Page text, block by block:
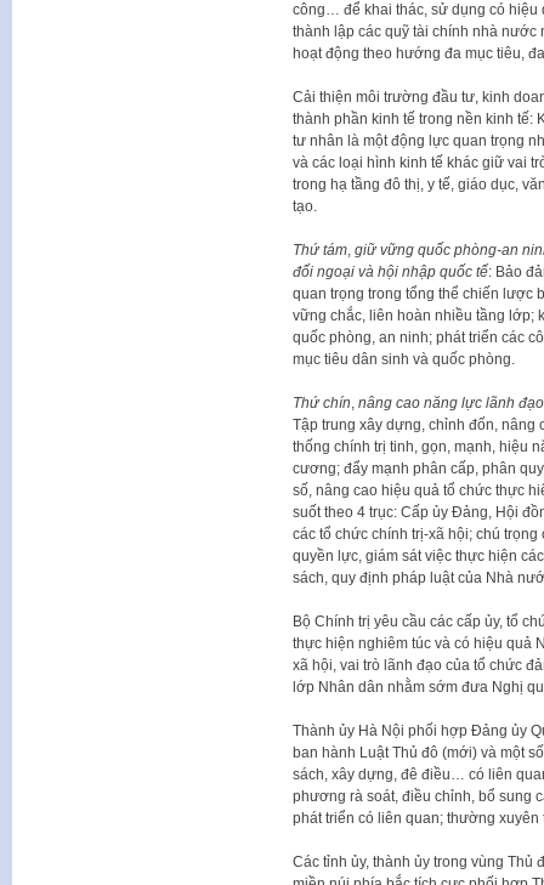
công… để khai thác, sử dụng có hiệu
thành lập các quỹ tài chính nhà
hoạt động theo hướng đa mục tiêu,
Cải thiện môi trường đầu tư, kinh
thành phần kinh tế trong nền kinh tế:
tư nhân là một động lực quan trọng
và các loại hình kinh tế khác giữ vai
trong hạ tầng đô thị, y tế, giáo dục,
tạo.
Thứ tám,giữ vững quốc phòng-an
đối ngoại và hội nhập quốc tế: Bảo
quan trọng trong tổng thể chiến lược
vững chắc, liên hoàn nhiều tầng lớp;
quốc phòng, an ninh; phát triển các
mục tiêu dân sinh và quốc phòng.
Thứ chín, nâng cao năng lực lãnh
Tập trung xây dựng, chỉnh đốn,
thống chính trị tinh, gọn, mạnh, hiệu
cương; đẩy mạnh phân cấp, phân
số, nâng cao hiệu quả tổ chức thực
suốt theo 4 trục: Cấp ủy Đảng, Hội
các tổ chức chính trị-xã hội; chú
quyền lực, giám sát việc thực hiện
sách, quy định pháp luật của Nhà
Bộ Chính trị yêu cầu các cấp ủy, tổ
thực hiện nghiêm túc và có hiệu quả
xã hội, vai trò lãnh đạo của tổ chức
lớp Nhân dân nhằm sớm đưa Nghị
Thành ủy Hà Nội phối hợp Đảng ủy
ban hành Luật Thủ đô (mới) và một
sách, xây dựng, đê điều… có liên
phương rà soát, điều chỉnh, bổ sung
phát triển có liên quan; thường
Các tỉnh ủy, thành ủy trong vùng